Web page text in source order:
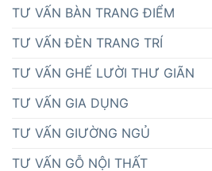
TƯ VẤN BÀN TRANG ĐIỂM
TƯ VẤN ĐÈN TRANG TRÍ
TƯ VẤN GHẾ LƯỜI THƯ GIÃN
TƯ VẤN GIA DỤNG
TƯ VẤN GIƯỜNG NGỦ
TƯ VẤN GỖ NỘI THẤT